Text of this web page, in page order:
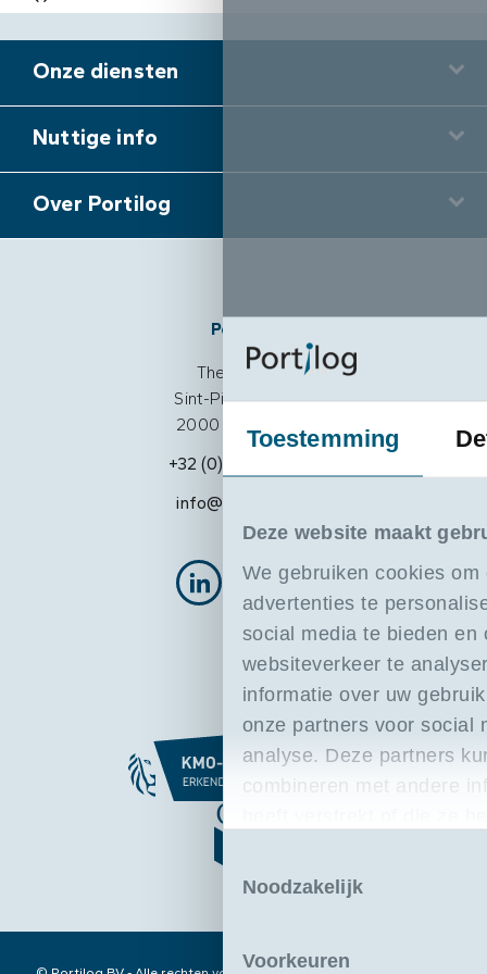
Toestemming
Deze website maakt
We gebruiken cookies om
advertenties te
social media te bieden en
websiteverkeer te
informatie over uw
onze partners voor social
analyse. Deze partners
Toestemmingsselectie
Noodzakelijk
Voorkeuren
Onze diensten
Nuttige info
Over Portilog
Portilog
The Beacon
Sint-Pietersvliet 7
2000 Antwerpen
+32 (0)3 205 18 88
info@portilog.be